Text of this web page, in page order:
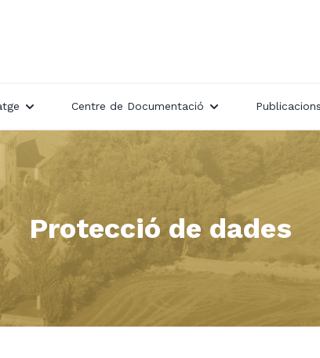
Centre de Documentació Publicacions
Protecció de dades